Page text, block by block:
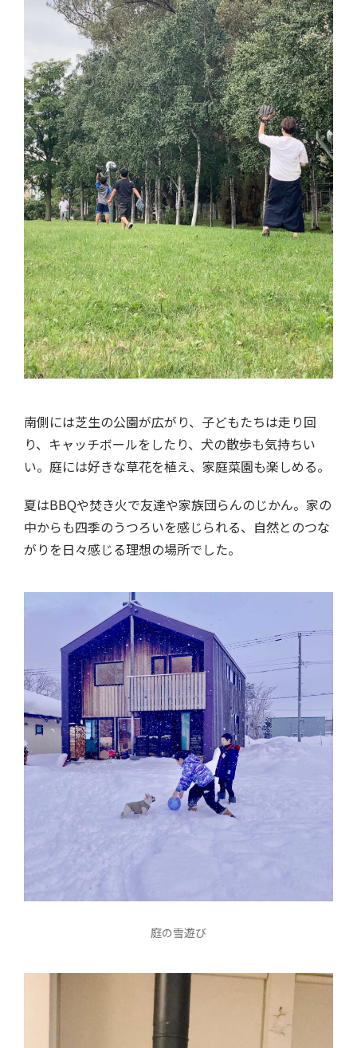
南側には芝生の公園が広がり、子どもたちは走り回
り、キャッチボールをしたり、犬の散歩も気持ちい
い。庭には好きな草花を植え、家庭菜園も楽しめる。
夏はBBQや焚き火で友達や家族団らんのじかん。家の
中からも四季のうつろいを感じられる、自然とのつな
がりを日々感じる理想の場所でした。
庭の雪遊び